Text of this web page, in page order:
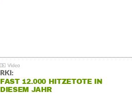
RKI:
FAST 12.000 HITZETOTE IN
DIESEM JAHR